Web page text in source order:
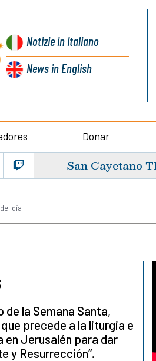
Notiziein Italiano
News in English
Donar
San Cayetano
día
de la Semana Santa,
precede a la liturgia e
en Jerusalén para dar
y Resurrección”.